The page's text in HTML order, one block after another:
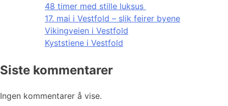
48 timer med stille luksus
17. mai i Vestfold – slik feirer byene
Vikingveien i Vestfold
Kyststiene i Vestfold
Siste kommentarer
Ingen kommentarer å vise.